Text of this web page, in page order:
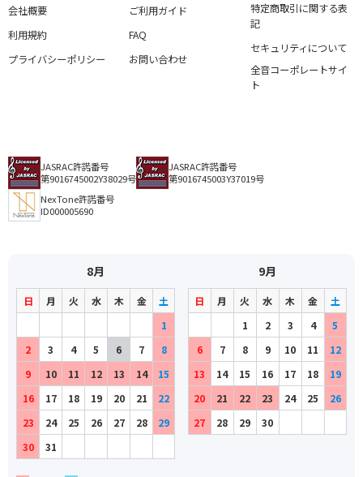
会社概要
利用規約
プライバシーポリシー
ご利用ガイド
FAQ
お問い合わせ
特定商取引に関する表
記
セキュリティについて
全音コーポレートサイ
ト
JASRAC許諾番号
第9016745002Y38029号
JASRAC許諾番号
第9016745003Y37019号
NexTone許諾番号
ID000005690
8月
日 月 火 水 木 金
土
1
2
3 4 5 6 7
8
9
10 11 12 13 14
15
16
17 18 19 20 21
22
23
24 25 26 27 28
29
30
31
9月
日 月 火 水 木 金
土
1
2 3 4
5
6
7 8 9 10 11
12
13
14 15 16 17 18
19
20
21 22 23 24 25
26
27
28 29 30